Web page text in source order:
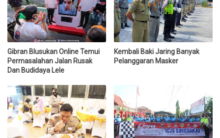
Gibran Blusukan Online Temui
Permasalahan Jalan Rusak
Dan Budidaya Lele
Kembali Baki Jaring Banyak
Pelanggaran Masker